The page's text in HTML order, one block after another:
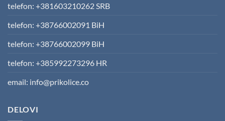
telefon: +381603210262 SRB
telefon: +38766002091 BiH
telefon: +38766002099 BiH
telefon: +385992273296 HR
email: info@prikolice.co
DELOVI